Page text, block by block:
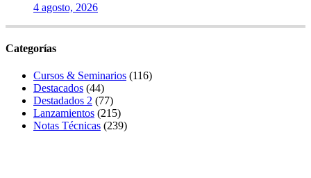
4 agosto, 2026
Categorías
Cursos & Seminarios (116)
Destacados (44)
Destadados 2 (77)
Lanzamientos (215)
Notas Técnicas (239)